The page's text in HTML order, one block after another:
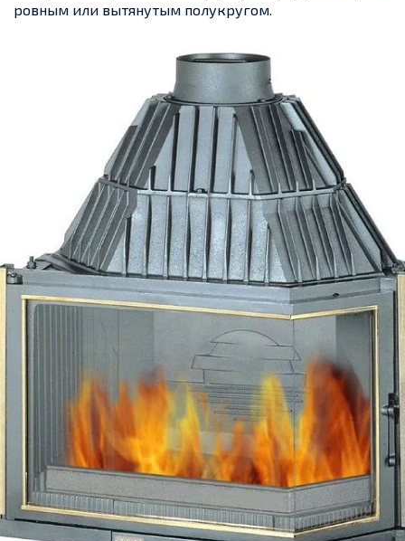
ровным или вытянутым полукругом.